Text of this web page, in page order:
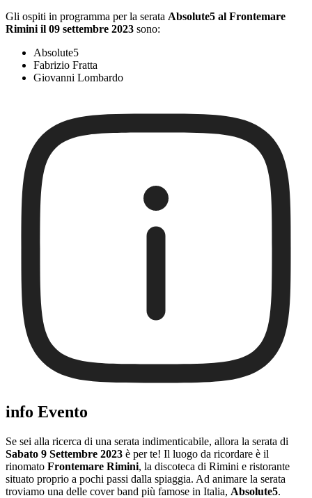
Gli ospiti in programma per la serata Absolute5 al Frontemare
Rimini il 09 settembre 2023 sono:
Absolute5
Fabrizio Fratta
Giovanni Lombardo
info Evento
Se sei alla ricerca di una serata indimenticabile, allora la serata di
Sabato 9 Settembre 2023 è per te! Il luogo da ricordare è il
rinomato Frontemare Rimini, la discoteca di Rimini e ristorante
situato proprio a pochi passi dalla spiaggia. Ad animare la serata
troviamo una delle cover band più famose in Italia, Absolute5.